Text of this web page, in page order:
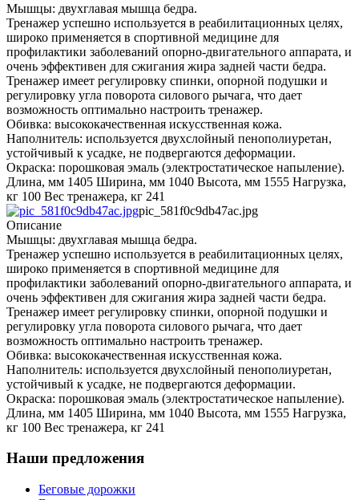
Мышцы: двухглавая мышца бедра.
Тренажер успешно используется в реабилитационных целях,
широко применяется в спортивной медицине для
профилактики заболеваний опорно-двигательного аппарата, и
очень эффективен для сжигания жира задней части бедра.
Тренажер имеет регулировку спинки, опорной подушки и
регулировку угла поворота силового рычага, что дает
возможность оптимально настроить тренажер.
Обивка: высококачественная искусственная кожа.
Наполнитель: используется двухслойный пенополиуретан,
устойчивый к усадке, не подвергаются деформации.
Окраска: порошковая эмаль (электростатическое напыление).
Длина, мм 1405 Ширина, мм 1040 Высота, мм 1555 Нагрузка,
кг 100 Вес тренажера, кг 241
pic_581f0c9db47ac.jpg
Описание
Мышцы: двухглавая мышца бедра.
Тренажер успешно используется в реабилитационных целях,
широко применяется в спортивной медицине для
профилактики заболеваний опорно-двигательного аппарата, и
очень эффективен для сжигания жира задней части бедра.
Тренажер имеет регулировку спинки, опорной подушки и
регулировку угла поворота силового рычага, что дает
возможность оптимально настроить тренажер.
Обивка: высококачественная искусственная кожа.
Наполнитель: используется двухслойный пенополиуретан,
устойчивый к усадке, не подвергаются деформации.
Окраска: порошковая эмаль (электростатическое напыление).
Длина, мм 1405 Ширина, мм 1040 Высота, мм 1555 Нагрузка,
кг 100 Вес тренажера, кг 241
Наши предложения
Беговые дорожки